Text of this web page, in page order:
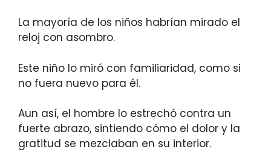
La mayoría de los niños habrían mirado el
reloj con asombro.
Este niño lo miró con familiaridad, como si
no fuera nuevo para él.
Aun así, el hombre lo estrechó contra un
fuerte abrazo, sintiendo cómo el dolor y la
gratitud se mezclaban en su interior.